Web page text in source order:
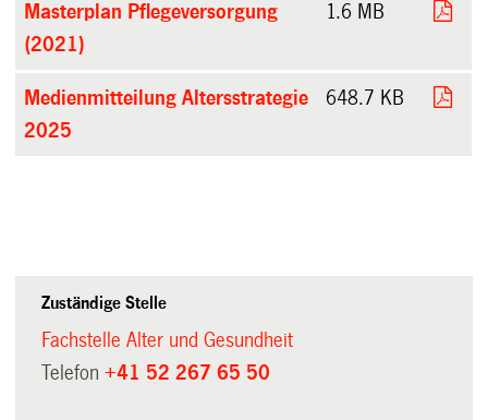
Masterplan Pflegeversorgung
(2021)
1.6 MB
Medienmitteilung Altersstrategie
2025
648.7 KB
Zuständige Stelle
Fachstelle Alter und Gesundheit
Telefon+41 52 267 65 50